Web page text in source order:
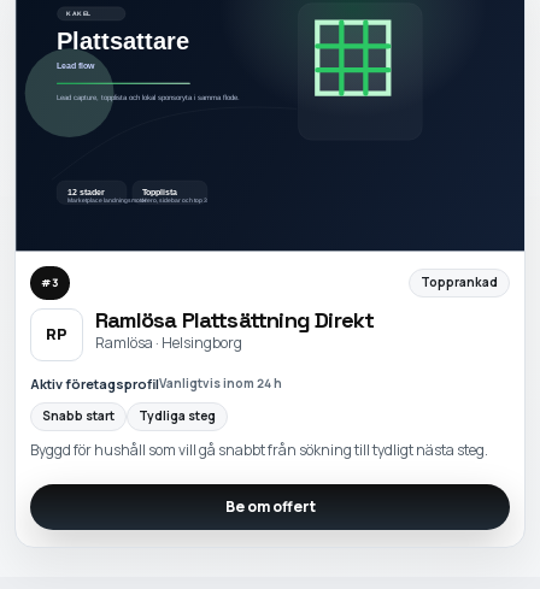
#3 Topprankad
RP
Ramlösa Plattsättning Direkt
Ramlösa · Helsingborg
Aktiv företagsprofilVanligtvis inom 24 h
Snabb start
Tydliga steg
Byggd för hushåll som vill gå snabbt från sökning till tydligt nästa steg.
Be om offert